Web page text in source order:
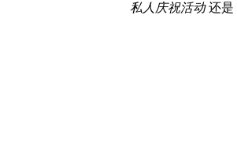
私人庆祝活动还是